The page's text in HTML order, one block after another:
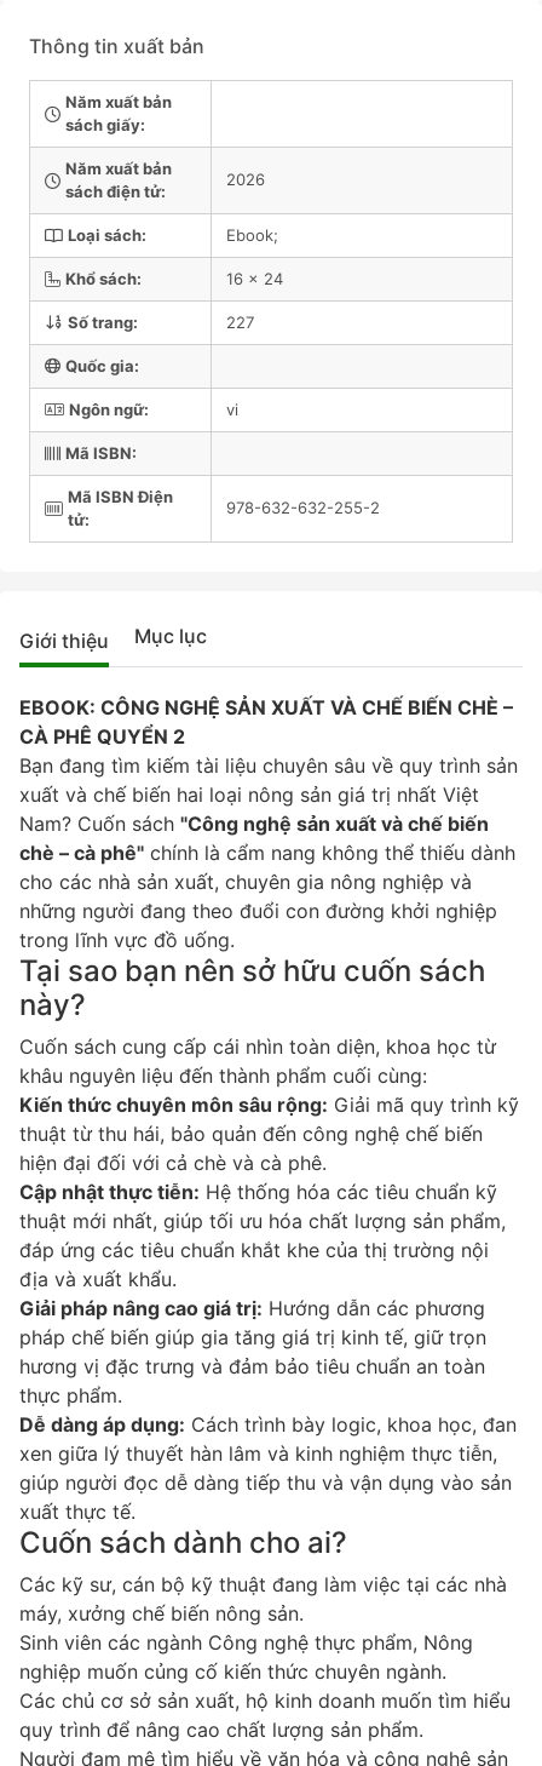
Thông tin xuất bản
Năm xuất bản
sách giấy:
Năm xuất bản
sách điện tử:
2026
Loại sách: Ebook;
Khổ sách: 16 x 24
Số trang: 227
Quốc gia:
Ngôn ngữ: vi
Mã ISBN:
Mã ISBN Điện
tử:
978-632-632-255-2
Giới thiệu Mục lục
EBOOK: CÔNG NGHỆ SẢN XUẤT VÀ CHẾ BIẾN CHÈ –
CÀ PHÊ QUYỂN 2
Bạn đang tìm kiếm tài liệu chuyên sâu về quy trình sản
xuất và chế biến hai loại nông sản giá trị nhất Việt
Nam? Cuốn sách "Công nghệ sản xuất và chế biến
chè – cà phê" chính là cẩm nang không thể thiếu dành
cho các nhà sản xuất, chuyên gia nông nghiệp và
những người đang theo đuổi con đường khởi nghiệp
trong lĩnh vực đồ uống.
Tại sao bạn nên sở hữu cuốn sách
này?
Cuốn sách cung cấp cái nhìn toàn diện, khoa học từ
khâu nguyên liệu đến thành phẩm cuối cùng:
Kiến thức chuyên môn sâu rộng: Giải mã quy trình kỹ
thuật từ thu hái, bảo quản đến công nghệ chế biến
hiện đại đối với cả chè và cà phê.
Cập nhật thực tiễn: Hệ thống hóa các tiêu chuẩn kỹ
thuật mới nhất, giúp tối ưu hóa chất lượng sản phẩm,
đáp ứng các tiêu chuẩn khắt khe của thị trường nội
địa và xuất khẩu.
Giải pháp nâng cao giá trị: Hướng dẫn các phương
pháp chế biến giúp gia tăng giá trị kinh tế, giữ trọn
hương vị đặc trưng và đảm bảo tiêu chuẩn an toàn
thực phẩm.
Dễ dàng áp dụng: Cách trình bày logic, khoa học, đan
xen giữa lý thuyết hàn lâm và kinh nghiệm thực tiễn,
giúp người đọc dễ dàng tiếp thu và vận dụng vào sản
xuất thực tế.
Cuốn sách dành cho ai?
Các kỹ sư, cán bộ kỹ thuật đang làm việc tại các nhà
máy, xưởng chế biến nông sản.
Sinh viên các ngành Công nghệ thực phẩm, Nông
nghiệp muốn củng cố kiến thức chuyên ngành.
Các chủ cơ sở sản xuất, hộ kinh doanh muốn tìm hiểu
quy trình để nâng cao chất lượng sản phẩm.
Người đam mê tìm hiểu về văn hóa và công nghệ sản